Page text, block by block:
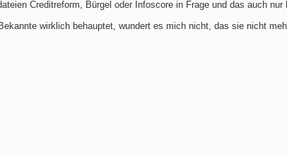
Creditreform, Bürgel oder Infoscore in Frage und das auch nur
wirklich behauptet, wundert es mich nicht, das sie nicht